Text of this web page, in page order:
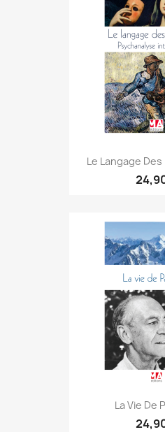
Le Langage
La Vie De